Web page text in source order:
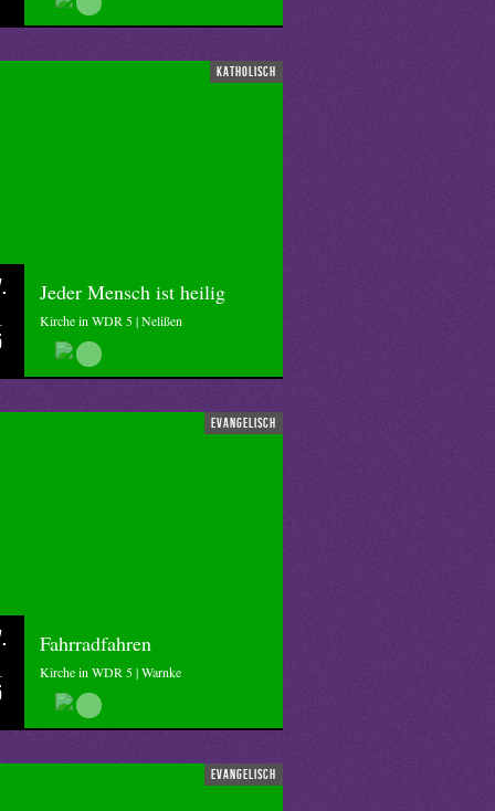
katholisch
Jeder Mensch ist heilig
Kirche in WDR 5 | Nelißen
evangelisch
Fahrradfahren
Kirche in WDR 5 | Warnke
evangelisch